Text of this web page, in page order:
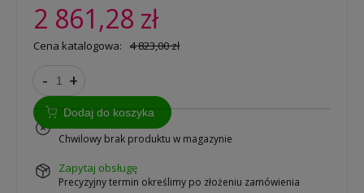
2 861,28 zł
Cena katalogowa: 4 823,00 zł
- +
Dodaj do koszyka
Chwilowy brak produktu w magazynie
zapytaj obsługę
Precyzyjny termin określimy po złożeniu zamówienia